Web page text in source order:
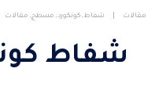
مقالات شفاط , كونكورد, مسطح, مقالات
شفاط